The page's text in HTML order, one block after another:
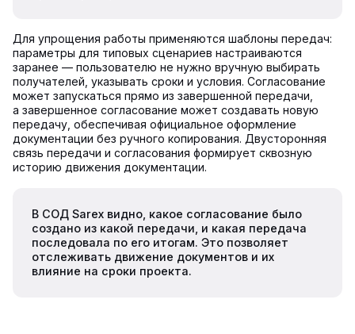
Для упрощения работы применяются шаблоны передач:
параметры для типовых сценариев настраиваются
заранее — пользователю не нужно вручную выбирать
получателей, указывать сроки и условия. Согласование
может запускаться прямо из завершенной передачи,
а завершенное согласование может создавать новую
передачу, обеспечивая официальное оформление
документации без ручного копирования. Двусторонняя
связь передачи и согласования формирует сквозную
историю движения документации.
В СОД Sarex видно, какое согласование было
создано из какой передачи, и какая передача
последовала по его итогам. Это позволяет
отслеживать движение документов и их
влияние на сроки проекта.